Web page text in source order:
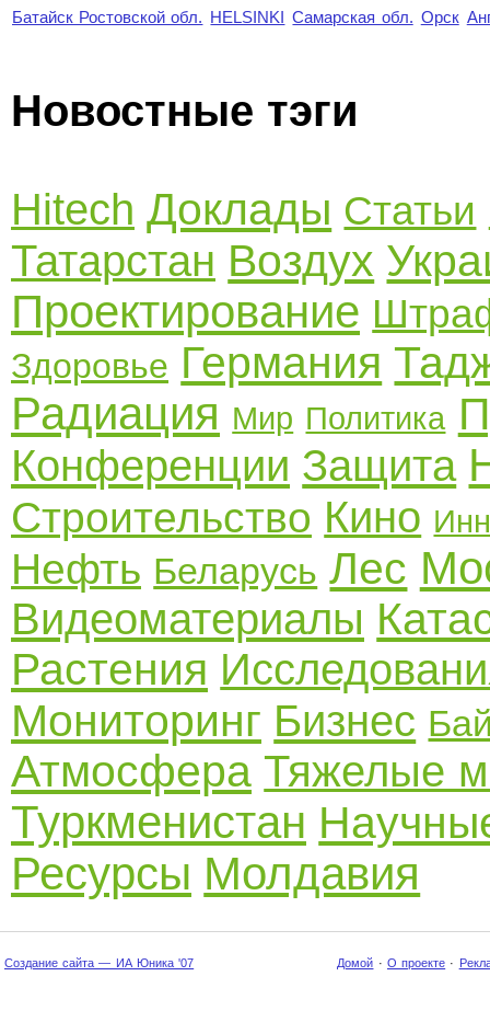
Батайск Ростовской обл. HELSINKI Самарская обл. Орск
Новостные тэги
Hitech Доклады Статьи
Татарстан Воздух
Проектирование
Здоровье Германия
Радиация Мир Политика
Конференции Защита
Строительство Кино
Нефть Беларусь Лес
Видеоматериалы
Растения
Мониторинг Бизнес
Атмосфера Тяжелые
Туркменистан
Ресурсы Молдавия
Создание сайта — ИА Юника '07 Домой · О проекте ·